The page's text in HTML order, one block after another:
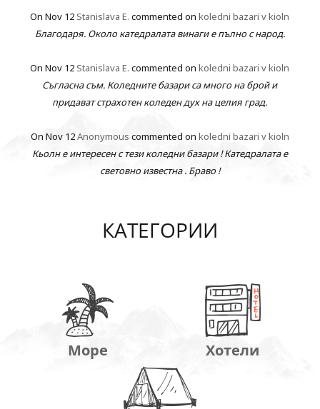
On Nov 12 Stanislava E. commented onkoledni bazari v kioln
Благодаря. Около катедралата винаги е пълно с народ.
On Nov 12 Stanislava E. commented onkoledni bazari v kioln
Съгласна съм. Коледните базари са много на брой и
придават страхотен коледен дух на целия град.
On Nov 12Anonymous commented on koledni bazari v kioln
Кьолн е интересен с тези коледни базари ! Катедралата е
световно известна . Браво !
КАТЕГОРИИ
Море Хотели